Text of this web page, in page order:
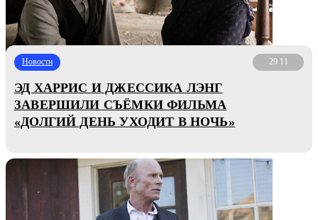
Новости 29.11
ЭД ХАРРИС И ДЖЕССИКА ЛЭНГ
ЗАВЕРШИЛИ СЪЁМКИ ФИЛЬМА
«ДОЛГИЙ ДЕНЬ УХОДИТ В НОЧЬ»